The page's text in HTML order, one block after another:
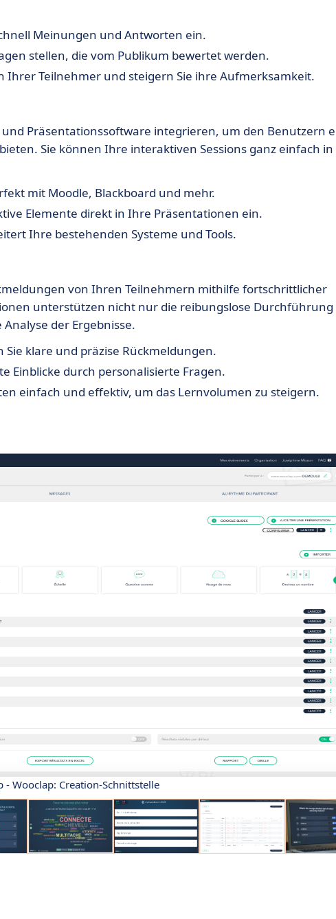
Meinungen und Antworten ein.
stellen, die vom Publikum bewertet werden.
Ihrer Teilnehmer und steigern Sie ihre Aufmerksamkeit.
Präsentationssoftware integrieren, um den Benutzern
Sie können Ihre interaktiven Sessions ganz einfach in
mit Moodle, Blackboard und mehr.
Elemente direkt in Ihre Präsentationen ein.
Ihre bestehenden Systeme und Tools.
von Ihren Teilnehmern mithilfe fortschrittlicher
unterstützen nicht nur die reibungslose Durchführung
der Ergebnisse.
Sie klare und präzise Rückmeldungen.
Einblicke durch personalisierte Fragen.
einfach und effektiv, um das Lernvolumen zu steigern.
- Wooclap: Creation-Schnittstelle